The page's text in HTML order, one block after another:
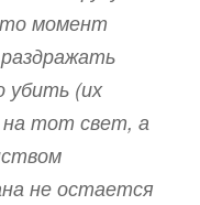
момент
убить (их
на тот свет, а
не остается